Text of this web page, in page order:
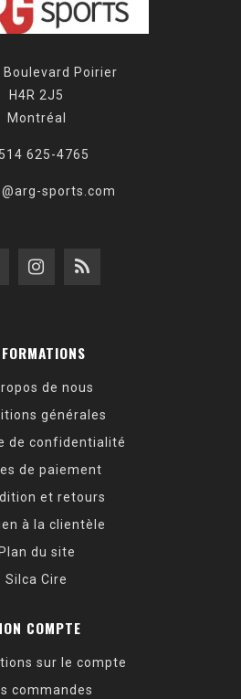
Boulevard Poirier
H4R 2J5
Montréal
514 625-4765
sports.com
de nous
générales
de confidentialité
de paiement
et retours
à la clientèle
Plan du site
Silca Cire
COMPTE
sur le compte
commandes